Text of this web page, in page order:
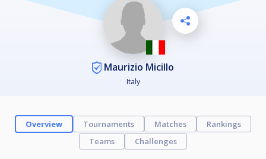
Maurizio Micillo
Italy
Overview Tournaments Matches
Rankings
Teams
Challenges